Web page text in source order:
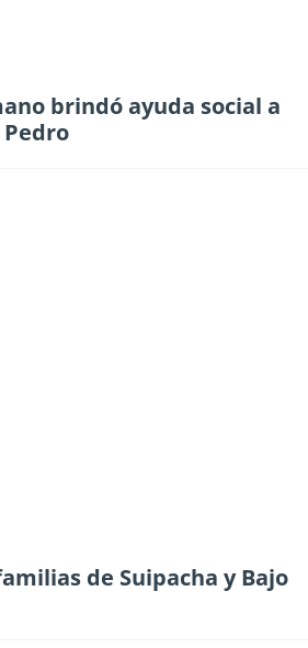
brindó ayuda social a
de Suipacha y Bajo